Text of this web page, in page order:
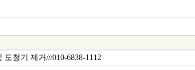
청기 제거///010-6838-1112